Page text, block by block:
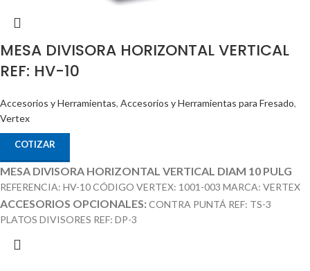
MESA DIVISORA HORIZONTAL VERTICAL
REF: HV-10
Accesorios y Herramientas, Accesorios y Herramientas para Fresado,
Vertex
COTIZAR
MESA DIVISORA HORIZONTAL VERTICAL DIAM 10 PULG
REFERENCIA: HV-10 CÓDIGO VERTEX: 1001-003 MARCA: VERTEX
ACCESORIOS OPCIONALES:CONTRA PUNTÁ REF: TS-3
PLATOS DIVISORES REF: DP-3